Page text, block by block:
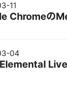
11
Chromeの
04
Live